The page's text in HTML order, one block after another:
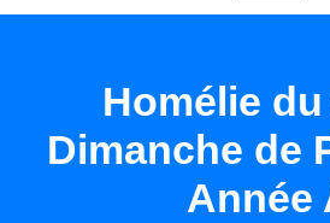
Homélie
Dimanche de
Année